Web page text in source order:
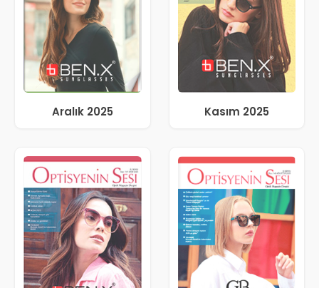
Aralık 2025 Kasım 2025